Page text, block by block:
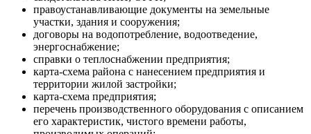
правоустанавливающие документы на земельные
участки, здания и сооружения;
договоры на водопотребление, водоотведение,
энергоснабжение;
справки о теплоснабжении предприятия;
карта-схема района с нанесением предприятия и
территории жилой застройки;
карта-схема предприятия;
перечень производственного оборудования с описанием
его характеристик, чистого времени работы,